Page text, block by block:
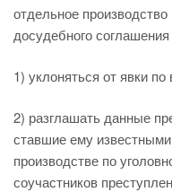
отдельное
досудебного
1) уклоняться от явки
2) разглашать данные
ставшие ему
производстве по
соучастников